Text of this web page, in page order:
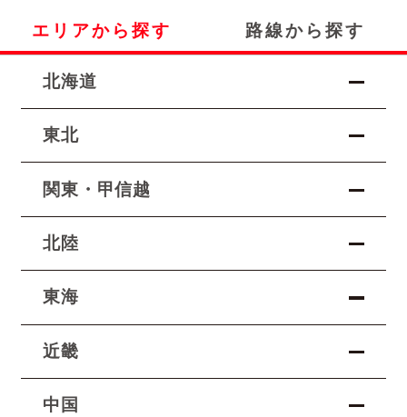
エリアから探す 路線から探す
北海道
東北
関東 ・ 甲信越
北陸
東海
近畿
中国